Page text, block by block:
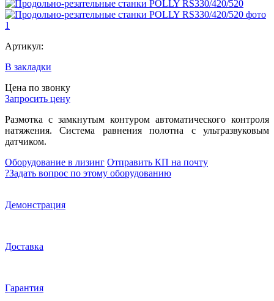
Артикул:
В закладки
Цена по звонку
Запросить цену
Размотка с замкнутым контуром автоматического контроля
натяжения. Система равнения полотна с ультразвуковым
датчиком.
Оборудование в лизинг Отправить КП на почту
?Задать вопрос по этому оборудованию
Демонстрация
Доставка
Гарантия